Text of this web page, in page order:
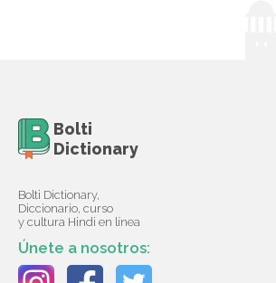
Bolti
Dictionary
Bolti Dictionary,
Diccionario, curso
y cultura Hindi en línea
Únete a nosotros: